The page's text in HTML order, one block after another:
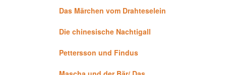
Das Märchen vom Drahteselein
Die chinesische Nachtigall
Pettersson und Findus